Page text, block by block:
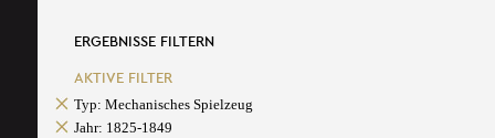
ERGEBNISSE FILTERN
AKTIVE FILTER
Typ: Mechanisches Spielzeug
Jahr: 1825-1849